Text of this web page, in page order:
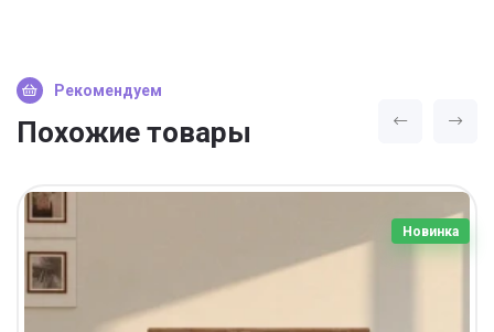
Рекомендуем
Похожие товары
Новинка